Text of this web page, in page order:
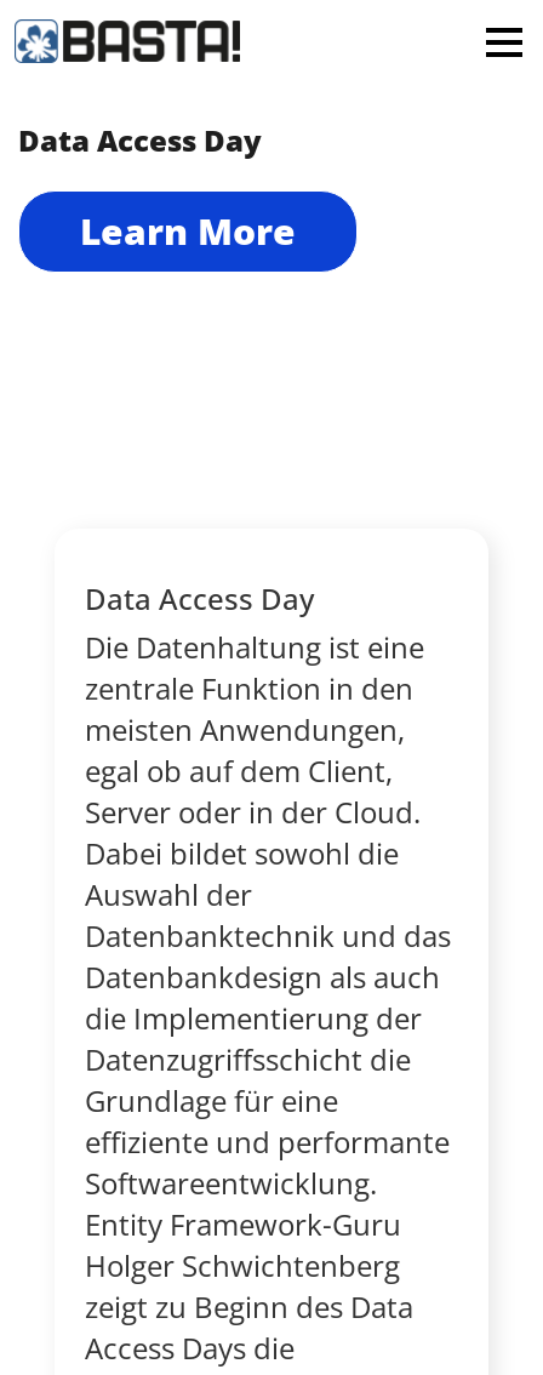
Data Access Day
Learn More
Data Access Day
Die Datenhaltung ist eine
zentrale Funktion in den
meisten Anwendungen,
egal ob auf dem Client,
Server oder in der Cloud.
Dabei bildet sowohl die
Auswahl der
Datenbanktechnik und das
Datenbankdesign als auch
die Implementierung der
Datenzugriffsschicht die
Grundlage für eine
effiziente und performante
Softwareentwicklung.
Entity Framework-Guru
Holger Schwichtenberg
zeigt zu Beginn des Data
Access Days die
MAINZ
FRANKFURT
Alle